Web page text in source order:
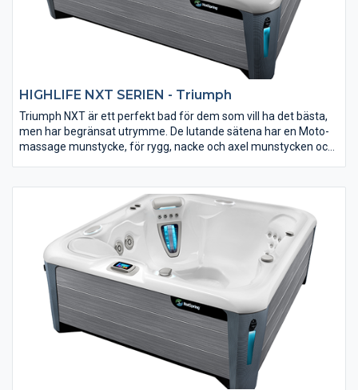
HIGHLIFE NXT SERIEN - Triumph
Triumph NXT är ett perfekt bad för dem som vill ha det bästa,
men har begränsat utrymme. De lutande sätena har en Moto-
massage munstycke, för rygg, nacke och axel munstycken och
HotSpring-serien. HotSpring är enligt vår uppfattning det bästa
badet på den svenska marknaden.